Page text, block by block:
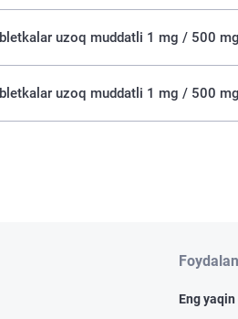
uzoq muddatli 1 mg / 500
uzoq muddatli 1 mg / 500
Eng